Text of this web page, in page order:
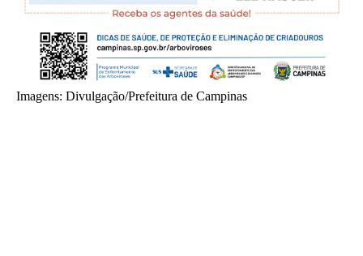
Imagens: Divulgação/Prefeitura de Campinas